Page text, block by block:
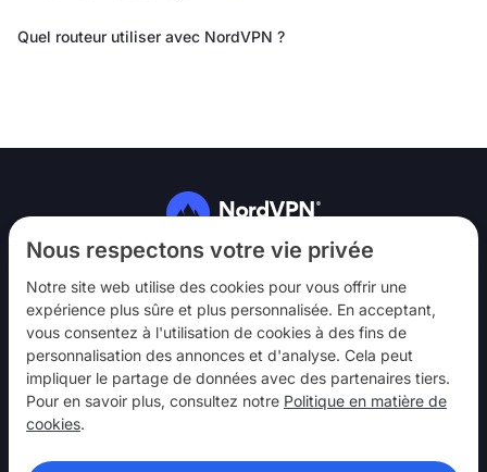
Nous respectons votre vie privée
Notre site web utilise des cookies pour vous offrir une
expérience plus sûre et plus personnalisée. En acceptant,
vous consentez à l'utilisation de cookies à des fins de
personnalisation des annonces et d'analyse. Cela peut
impliquer le partage de données avec des partenaires tiers.
Pour en savoir plus, consultez notre Politique en matière de
cookies.
Quel routeur utiliser avec NordVPN ?
Suivez-nous
NordVPN
Interagir
Aide